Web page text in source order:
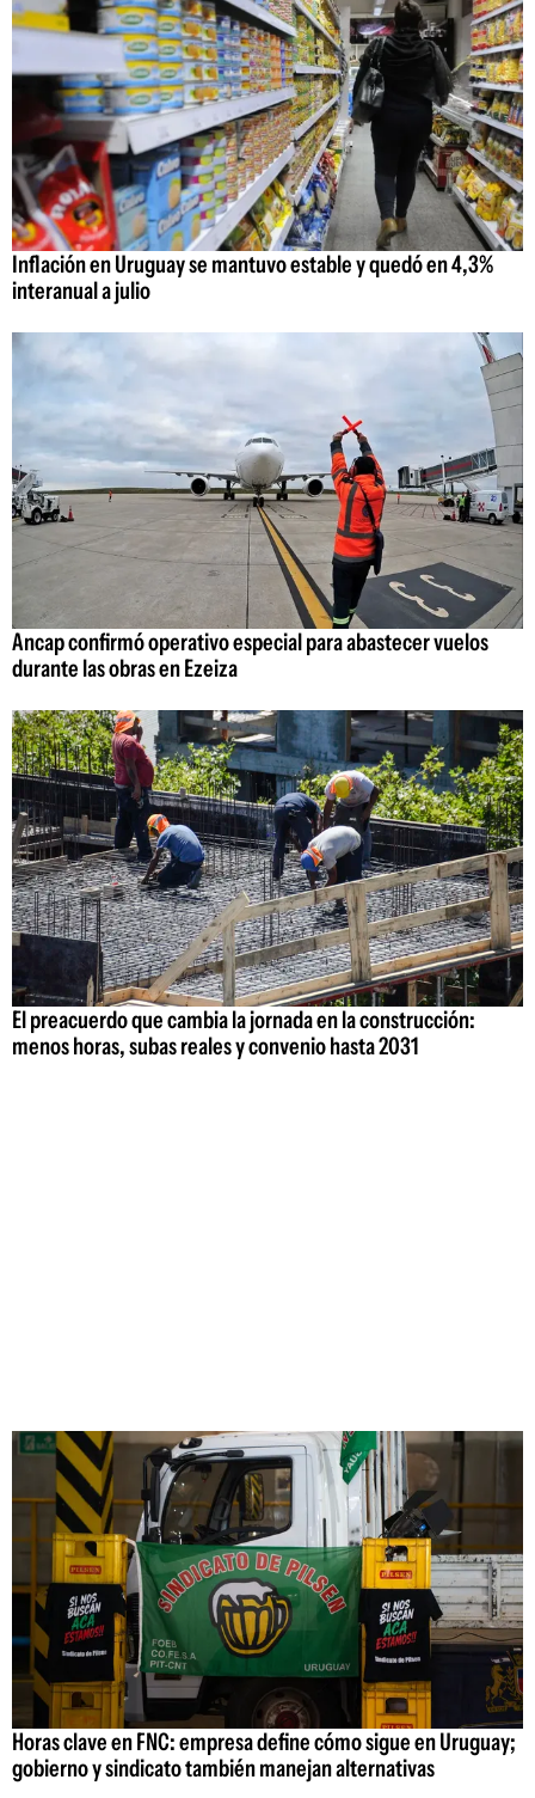
Inflación en Uruguay se mantuvo estable y quedó en 4,3%
interanual a julio
Ancap confirmó operativo especial para abastecer vuelos
durante las obras en Ezeiza
El preacuerdo que cambia la jornada en la construcción:
menos horas, subas reales y convenio hasta 2031
Horas clave en FNC: empresa define cómo sigue en Uruguay;
gobierno y sindicato también manejan alternativas